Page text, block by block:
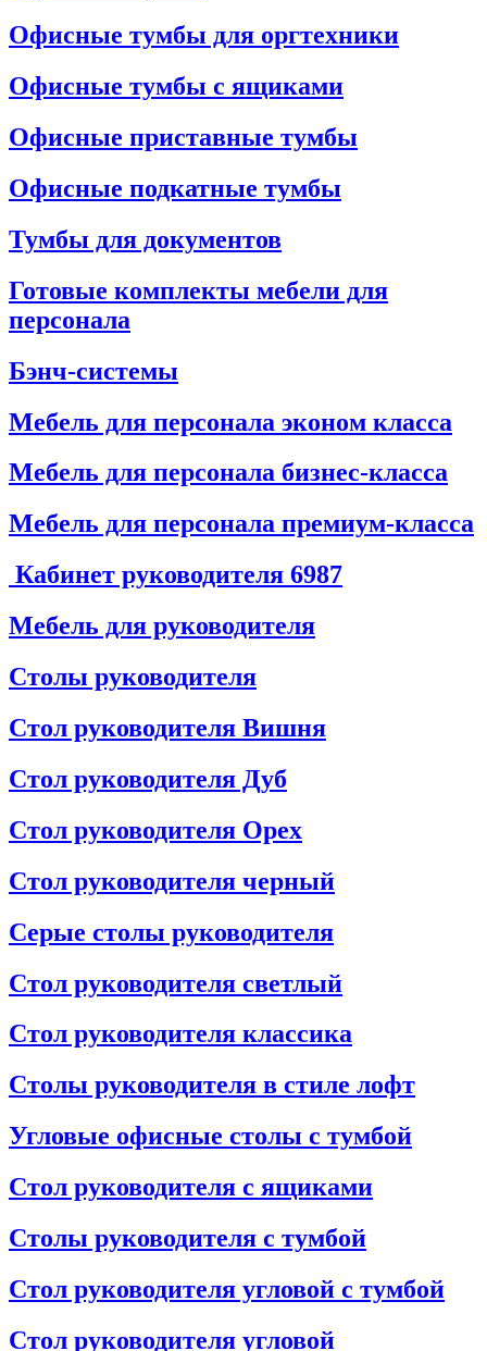
Офисные тумбы для оргтехники
Офисные тумбы с ящиками
Офисные приставные тумбы
Офисные подкатные тумбы
Тумбы для документов
Готовые комплекты мебели для
персонала
Бэнч-системы
Мебель для персонала эконом класса
Мебель для персонала бизнес-класса
Мебель для персонала премиум-класса
Кабинет руководителя 6987
Мебель для руководителя
Столы руководителя
Стол руководителя Вишня
Стол руководителя Дуб
Стол руководителя Орех
Стол руководителя черный
Серые столы руководителя
Стол руководителя светлый
Стол руководителя классика
Столы руководителя в стиле лофт
Угловые офисные столы с тумбой
Стол руководителя с ящиками
Столы руководителя с тумбой
Стол руководителя угловой с тумбой
Стол руководителя угловой